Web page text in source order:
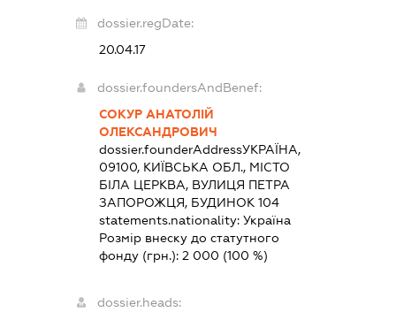
dossier.regDate:
20.04.17
dossier.foundersAndBenef:
СОКУР АНАТОЛІЙ
ОЛЕКСАНДРОВИЧ
dossier.founderAddressУКРАЇНА,
09100, КИЇВСЬКА ОБЛ., МІСТО
БІЛА ЦЕРКВА, ВУЛИЦЯ ПЕТРА
ЗАПОРОЖЦЯ, БУДИНОК 104
statements.nationality: Україна
Розмір внеску до статутного
фонду (грн.): 2 000 (100 %)
dossier.heads: